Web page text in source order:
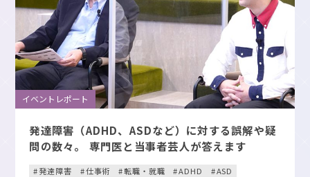
イベントレポート
発達障害（ADHD、ASDなど）に対する誤解や疑
問の数々。 専門医と当事者芸人が答えます
発達障害 仕事術 転職・就職 ADHD ASD